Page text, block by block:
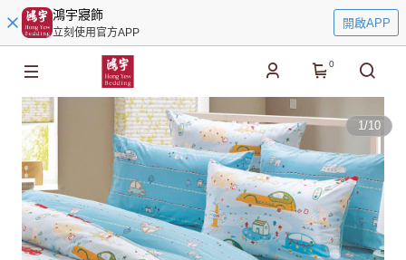
鴻宇寢飾
立刻使用官方APP
開啟APP
0
1/10